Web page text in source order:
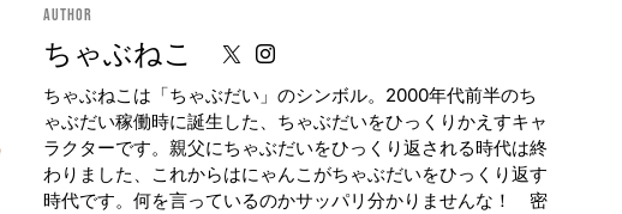
Author
ちゃぶねこ
ちゃぶねこは「ちゃぶだい」のシンボル。2000年代前半のち
ゃぶだい稼働時に誕生した、ちゃぶだいをひっくりかえすキャ
ラクターです。親父にちゃぶだいをひっくり返される時代は終
わりました、これからはにゃんこがちゃぶだいをひっくり返す
時代です。何を言っているのかサッパリ分かりませんな！ 密